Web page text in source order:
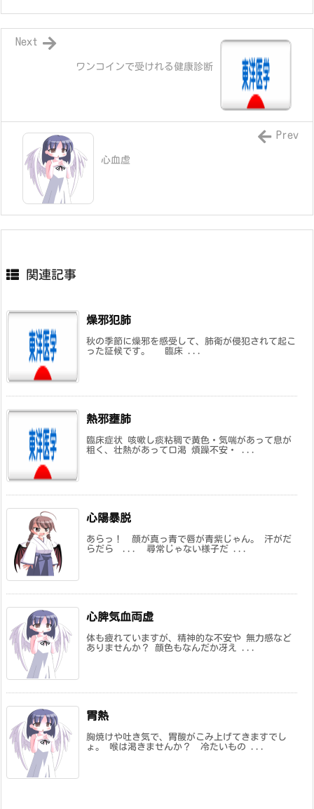
ワンコインで受けれる健康診断
Next
心血虚
Prev
関連記事
燥邪犯肺
秋の季節に燥邪を感受して、肺衛が侵犯されて起こ
った証候です。 臨床 ...
熱邪壅肺
臨床症状 咳嗽し痰粘稠で黄色・気喘があって息が
粗く、壮熱があって口渇 煩躁不安・ ...
心陽暴脱
あらっ！ 顔が真っ青で唇が青紫じゃん。 汗がだ
らだら ... 尋常じゃない様子だ ...
心脾気血両虚
体も疲れていますが、精神的な不安や 無力感など
ありませんか？ 顔色もなんだか冴え ...
胃熱
胸焼けや吐き気で、胃酸がこみ上げてきますでし
ょ。 喉は渇きませんか？ 冷たいもの ...